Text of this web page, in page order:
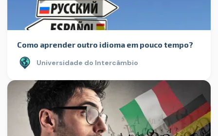
Como aprender outro idioma em pouco tempo?
Universidade do Intercâmbio